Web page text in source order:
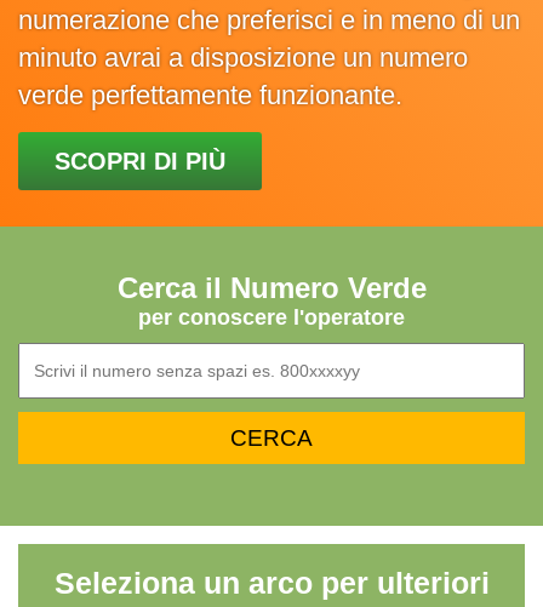
numerazione che preferisci e in meno di un
minuto avrai a disposizione un numero
verde perfettamente funzionante.
SCOPRI DI PIÙ
Cerca il Numero Verde
per conoscere l'operatore
Seleziona un arco per ulteriori